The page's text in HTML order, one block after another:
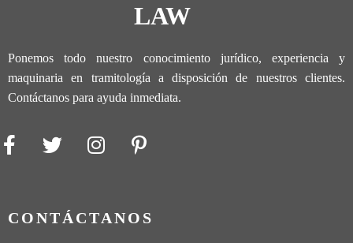
LAW
Ponemos todo nuestro conocimiento jurídico, experiencia y
maquinaria en tramitología a disposición de nuestros clientes.
Contáctanos para ayuda inmediata.
CONTÁCTANOS